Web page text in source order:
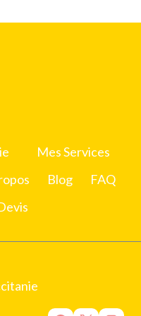
Mes Services
Blog
FAQ